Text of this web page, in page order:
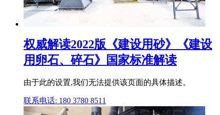
权威解读2022版《建设用砂》《建设
用卵石、碎石》国家标准解读
由于此的设置,我们无法提供该页面的具体描述。
联系电话: 180 3780 8511